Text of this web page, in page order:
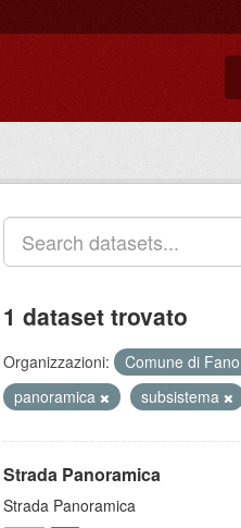
1 dataset trovato
Organizzazioni: Comune di Fano
panoramica
subsistema
Strada Panoramica
Strada Panoramica